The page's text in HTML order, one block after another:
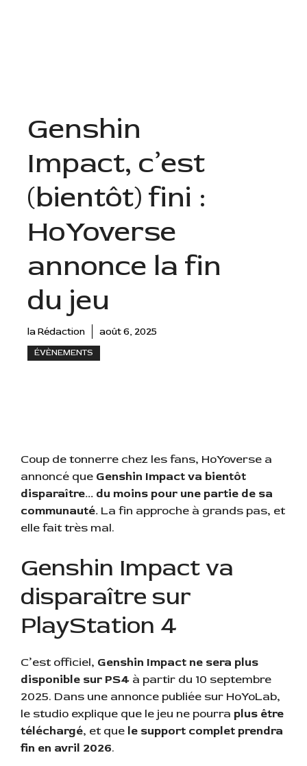
Genshin
Impact, c’est
(bientôt) fini :
HoYoverse
annonce la fin
du jeu
la Rédaction août 6, 2025
ÉVÈNEMENTS
Coup de tonnerre chez les fans, HoYoverse a
annoncé que Genshin Impact va bientôt
disparaître… du moins pour une partie de sa
communauté. La fin approche à grands pas, et
elle fait très mal.
Genshin Impact va
disparaître sur
PlayStation 4
C’est officiel, Genshin Impact ne sera plus
disponible sur PS4 à partir du 10 septembre
2025. Dans une annonce publiée sur HoYoLab,
le studio explique que le jeu ne pourra plus être
téléchargé, et que le support complet prendra
fin en avril 2026.